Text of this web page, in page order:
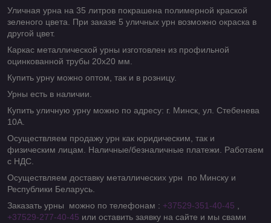
Уличная урна на 35 литров покрашена полимерной краской
зеленого цвета. При заказе 5 уличных урн возможно окраска в
другой цвет.
Каркас металлической урны изготовлен из профильной
оцинкованной трубы 20х20 мм.
Купить урну можно оптом, так и в розницу.
Урны есть в наличии.
Купить уличную урну можно по адресу: г. Минск, ул. Стебенева
10А.
Осуществляем продажу урн как юридическим, так и
физическим лицам. Наличные/безналичные платежи. Работаем
с НДС.
Осуществляем доставку металлических урн по Минску и
Республики Беларусь.
Заказать урны можно по телефонам : +37529-351-40-45 ,
+37529-277-40-45 или оставить заявку на сайте и мы свами